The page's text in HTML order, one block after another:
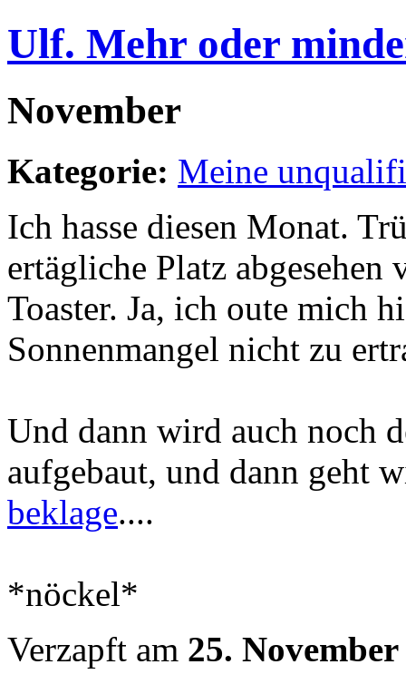
Ulf. Mehr oder
November
Kategorie: Meine
Ich hasse diesen Monat.
ertägliche Platz
Toaster. Ja, ich oute mich
Sonnenmangel nicht zu
Und dann wird auch noch
aufgebaut, und dann geht
beklage....
*nöckel*
Verzapft am 25. November